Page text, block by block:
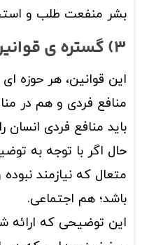
بشر منفعت طلب و
3) گستره ی قوانین مورد بحث
این قوانین، هر حوزه
منافع فردی و هم در
باید منافع فردی انسان
حال اگر با توجه به
متعال که نیازمند
باشد؛ هم اجتماعی.
این توضیحی که ارائه